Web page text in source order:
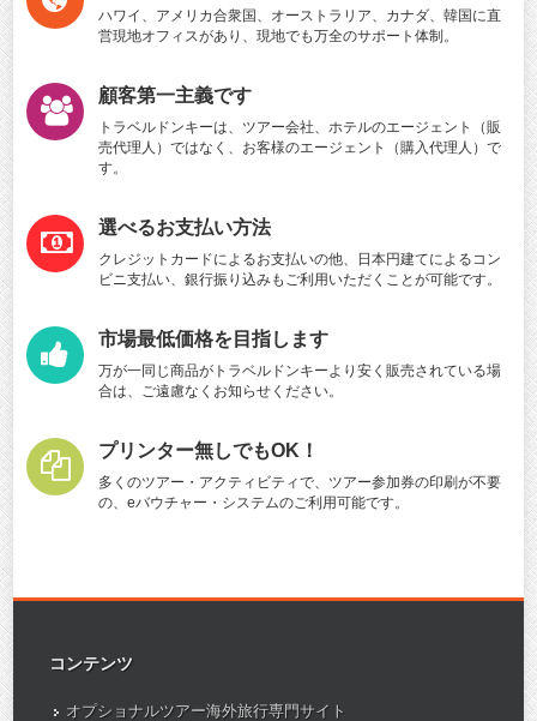
ハワイ、アメリカ合衆国、オーストラリア、カナダ、韓国に直
営現地オフィスがあり、現地でも万全のサポート体制。
顧客第一主義です
トラベルドンキーは、ツアー会社、ホテルのエージェント（販
売代理人）ではなく、お客様のエージェント（購入代理人）で
す。
選べるお支払い方法
クレジットカードによるお支払いの他、日本円建てによるコン
ビニ支払い、銀行振り込みもご利用いただくことが可能です。
市場最低価格を目指します
万が一同じ商品がトラベルドンキーより安く販売されている場
合は、ご遠慮なくお知らせください。
プリンター無しでもOK！
多くのツアー・アクティビティで、ツアー参加券の印刷が不要
の、eバウチャー・システムのご利用可能です。
コンテンツ
オプショナルツアー海外旅行専門サイト